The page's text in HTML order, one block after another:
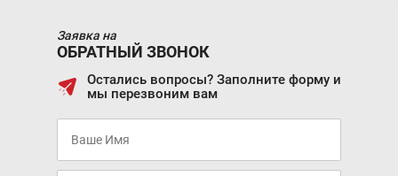
Заявка на
ОБРАТНЫЙ ЗВОНОК
Остались вопросы? Заполните форму и
мы перезвоним вам